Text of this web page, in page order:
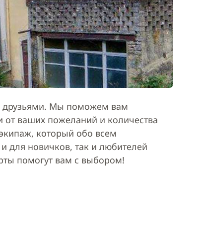
друзьями. Мы поможем вам
от ваших пожеланий и количества
который обо всем
для новичков, так и любителей
помогут вам с выбором!